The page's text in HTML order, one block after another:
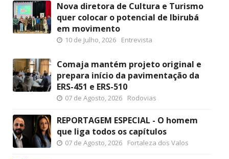
Nova diretora de Cultura e Turismo
quer colocar o potencial de Ibirubá
em movimento
10 de Julho, 2026 Entrevista
Comaja mantém projeto original e
prepara início da pavimentação da
ERS-451 e ERS-510
07 de Agosto, 2026 Rodovias
REPORTAGEM ESPECIAL - O homem
que liga todos os capítulos
07 de Agosto, 2026 Fortaleza dos Valos